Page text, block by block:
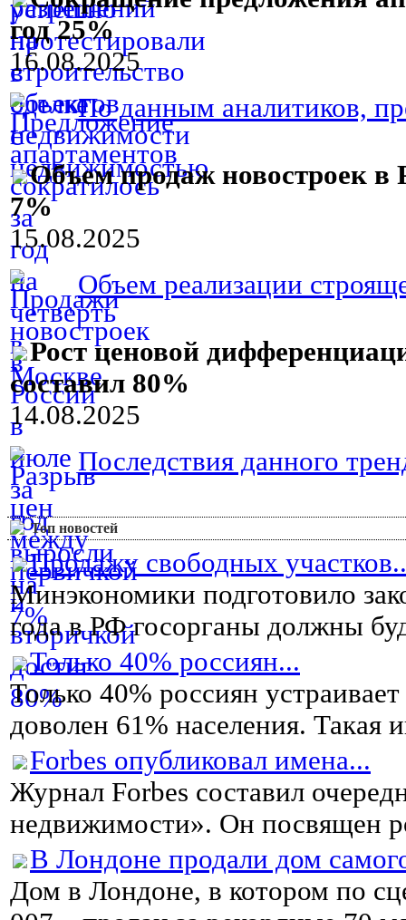
год 25%
16.08.2025
По данным аналитиков,
Объем продаж новостроек в
7%
15.08.2025
Объем реализации
Рост ценовой
составил 80%
14.08.2025
Последствия данного
Топ новостей
Продажу свободных
Минэкономики подготовило
года в РФ госорганы должны
Только 40% россиян...
Только 40% россиян
доволен 61% населения. Такая
Forbes опубликовал имена...
Журнал Forbes составил
недвижимости». Он посвящен
В Лондоне продали дом
Дом в Лондоне, в котором по